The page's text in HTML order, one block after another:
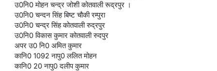
उ0नि0 मोहन चन्द्र जोशी कोतवाली रूद्रपुर ।
उ0नि0 चन्दन सिंह बिष्ट चौकी रम्पुरा
उ0नि0 चन्द्र सिंह कोतवाली रुद्रपुर
उ0नि0 विकास कुमार कोतवाली रुदपुर
अपर उ0 नि0 अमित कुमार
कानि0 1092 नापु0 ललित मोहन
कानि0 20 नापु0 दलीप कुमार